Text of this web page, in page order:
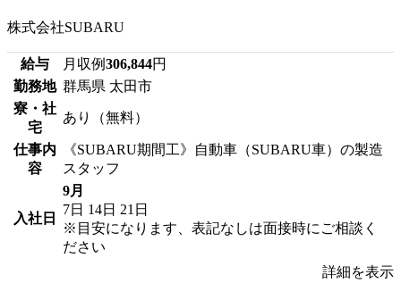
株式会社SUBARU
給与 月収例306,844円
勤務地 群馬県 太田市
寮・社
宅
あり（無料）
仕事内
容
《SUBARU期間工》自動車（SUBARU車）の製造
スタッフ
入社日
9月
7日 14日 21日
※目安になります、表記なしは面接時にご相談く
ださい
詳細を表示